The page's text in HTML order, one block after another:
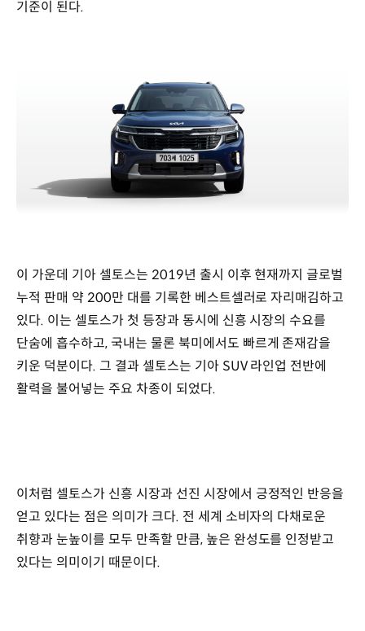
기준이 된다.
이 가운데 기아 셀토스는 2019년 출시 이후 현재까지 글로벌
누적 판매 약 200만 대를 기록한 베스트셀러로 자리매김하고
있다. 이는 셀토스가 첫 등장과 동시에 신흥 시장의 수요를
단숨에 흡수하고, 국내는 물론 북미에서도 빠르게 존재감을
키운 덕분이다. 그 결과 셀토스는 기아 SUV 라인업 전반에
활력을 불어넣는 주요 차종이 되었다.
이처럼 셀토스가 신흥 시장과 선진 시장에서 긍정적인 반응을
얻고 있다는 점은 의미가 크다. 전 세계 소비자의 다채로운
취향과 눈높이를 모두 만족할 만큼, 높은 완성도를 인정받고
있다는 의미이기 때문이다.